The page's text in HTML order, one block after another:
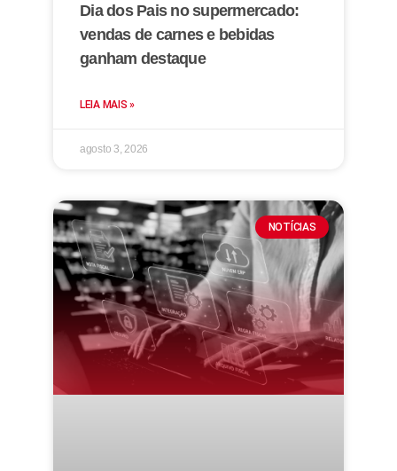
Dia dos Pais no supermercado:
vendas de carnes e bebidas
ganham destaque
LEIA MAIS »
agosto 3, 2026
NOTÍCIAS